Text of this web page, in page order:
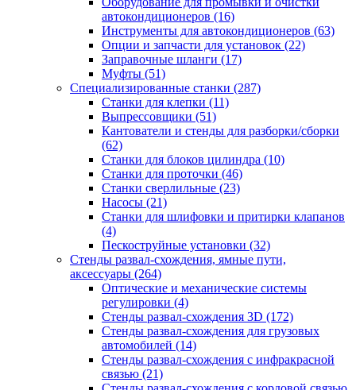
автокондиционеров (16)
Инструменты для автокондиционеров (63)
Опции и запчасти для установок (22)
Заправочные шланги (17)
Муфты (51)
Специализированные станки (287)
Станки для клепки (11)
Выпрессовщики (51)
Кантователи и стенды для разборки/сборки
(62)
Станки для блоков цилиндра (10)
Станки для проточки (46)
Станки сверлильные (23)
Насосы (21)
Станки для шлифовки и притирки клапанов
(4)
Пескоструйные установки (32)
Стенды развал-схождения, ямные пути,
аксессуары (264)
Оптические и механические системы
регулировки (4)
Стенды развал-схождения 3D (172)
Стенды развал-схождения для грузовых
автомобилей (14)
Стенды развал-схождения с инфракрасной
связью (21)